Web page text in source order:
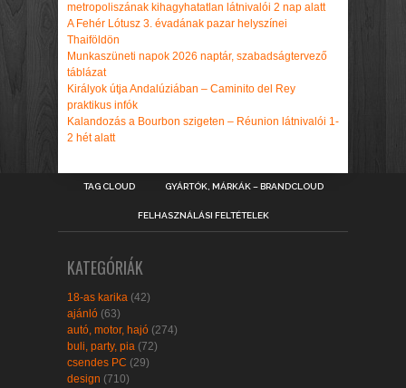
metropoliszának kihagyhatatlan látnivalói 2 nap alatt
A Fehér Lótusz 3. évadának pazar helyszínei
Thaiföldön
Munkaszüneti napok 2026 naptár, szabadságtervező
táblázat
Királyok útja Andalúziában – Caminito del Rey
praktikus infók
Kalandozás a Bourbon szigeten – Réunion látnivalói 1-
2 hét alatt
TAG CLOUD GYÁRTÓK, MÁRKÁK – BRANDCLOUD
FELHASZNÁLÁSI FELTÉTELEK
KATEGÓRIÁK
18-as karika (42)
ajánló (63)
autó, motor, hajó (274)
buli, party, pia (72)
csendes PC (29)
design (710)